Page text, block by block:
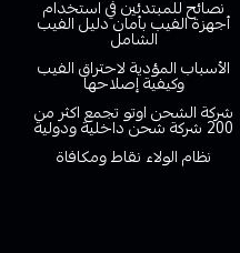
نصائح للمبتدئين في استخدام
أجهزة الفيب بأمان دليل الفيب
الشامل
الأسباب المؤدية لاحتراق الفيب
وكيفية إصلاحها
شركة الشحن اوتو تجمع اكثر من
200 شركة شحن داخلية ودولية
نظام الولاء نقاط ومكافاة